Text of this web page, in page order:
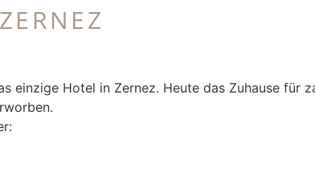
einzige Hotel in Zernez. Heute das Zuhause für